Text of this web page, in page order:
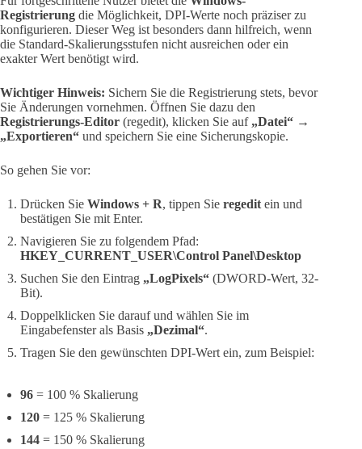
Registrierung die Möglichkeit, DPI-Werte noch präziser zu
konfigurieren. Dieser Weg ist besonders dann hilfreich, wenn
die Standard-Skalierungsstufen nicht ausreichen oder ein
exakter Wert benötigt wird.
Wichtiger Hinweis: Sichern Sie die Registrierung stets, bevor
Sie Änderungen vornehmen. Öffnen Sie dazu den
Registrierungs-Editor (regedit), klicken Sie auf „Datei“ →
„Exportieren“ und speichern Sie eine Sicherungskopie.
So gehen Sie vor:
Drücken Sie Windows + R, tippen Sie regedit ein und
bestätigen Sie mit Enter.
Navigieren Sie zu folgendem Pfad:
HKEY_CURRENT_USER\Control Panel\Desktop
Suchen Sie den Eintrag „LogPixels“ (DWORD-Wert, 32-
Bit).
Doppelklicken Sie darauf und wählen Sie im
Eingabefenster als Basis „Dezimal“.
Tragen Sie den gewünschten DPI-Wert ein, zum Beispiel:
96 = 100 % Skalierung
120 = 125 % Skalierung
144 = 150 % Skalierung